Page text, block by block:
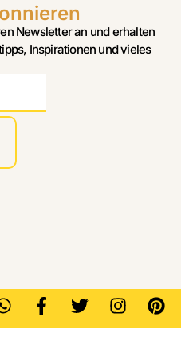
Newsletter an und erhalten
Inspirationen und vieles